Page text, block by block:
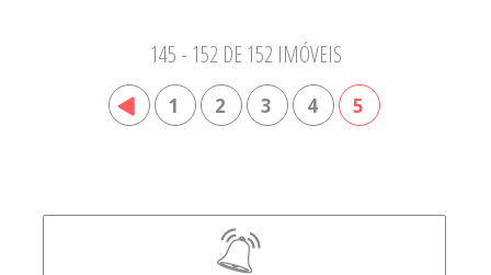
145 - 152 DE 152 IMÓVEIS
1 2 3 4 5